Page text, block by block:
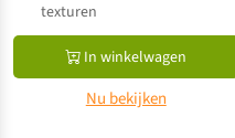
texturen
In winkelwagen
Nu bekijken